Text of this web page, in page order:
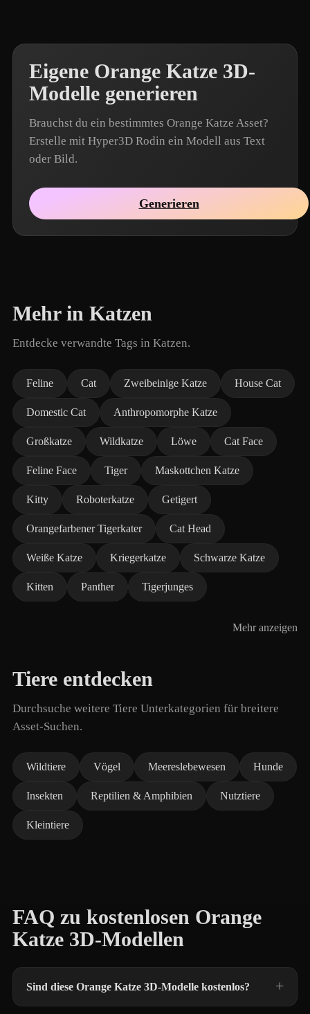
Eigene Orange Katze 3D-
Modelle generieren
Brauchst du ein bestimmtes Orange Katze Asset?
Erstelle mit Hyper3D Rodin ein Modell aus Text
oder Bild.
Generieren
Mehr in Katzen
Entdecke verwandte Tags in Katzen.
Feline Cat Zweibeinige Katze House Cat
Domestic Cat Anthropomorphe Katze
Großkatze Wildkatze Löwe Cat Face
Feline Face Tiger Maskottchen Katze
Kitty Roboterkatze Getigert
Orangefarbener Tigerkater Cat Head
Weiße Katze Kriegerkatze Schwarze Katze
Kitten Panther Tigerjunges
Mehr anzeigen
Tiere entdecken
Durchsuche weitere Tiere Unterkategorien für breitere
Asset-Suchen.
Wildtiere Vögel Meereslebewesen Hunde
Insekten Reptilien & Amphibien Nutztiere
Kleintiere
FAQ zu kostenlosen Orange
Katze 3D-Modellen
Sind diese Orange Katze 3D-Modelle kostenlos?